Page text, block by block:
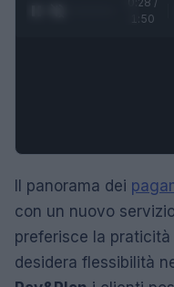
1:50
Il panorama dei
con un nuovo
preferisce la praticità
desidera flessibilità